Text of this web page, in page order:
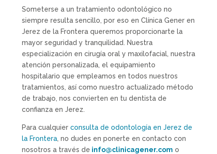
Someterse a un tratamiento odontológico no
siempre resulta sencillo, por eso en Clínica Gener en
Jerez de la Frontera queremos proporcionarte la
mayor seguridad y tranquilidad. Nuestra
especialización en cirugía oral y maxilofacial, nuestra
atención personalizada, el equipamiento
hospitalario que empleamos en todos nuestros
tratamientos, así como nuestro actualizado método
de trabajo, nos convierten en tu dentista de
confianza en Jerez.
Para cualquier consulta de odontología en Jerez de
la Frontera, no dudes en ponerte en contacto con
nosotros a través de info@clinicagener.com o